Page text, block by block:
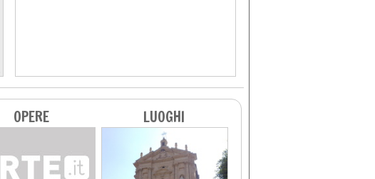
OPERE LUOGHI